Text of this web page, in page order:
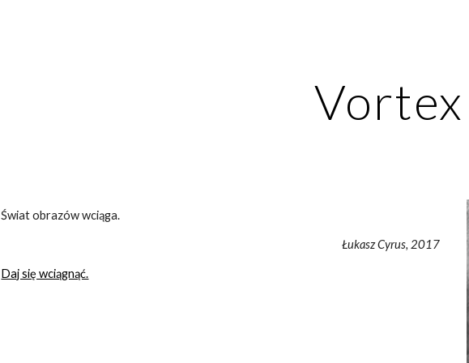
Vortex
Świat obrazów wciąga.
Łukasz Cyrus, 2017
Daj się wciągnąć.